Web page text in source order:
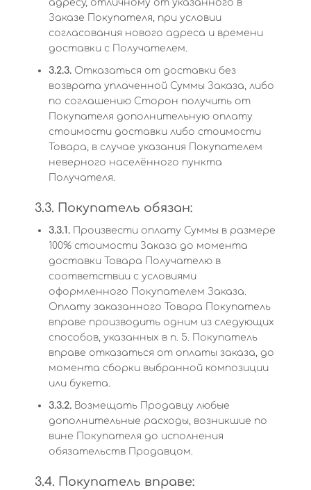
адресу, отличному от указанного в
Заказе Покупателя, при условии
согласования нового адреса и времени
доставки с Получателем.
3.2.3. Отказаться от доставки без
возврата уплаченной Суммы Заказа, либо
по соглашению Сторон получить от
Покупателя дополнительную оплату
стоимости доставки либо стоимости
Товара, в случае указания Покупателем
неверного населённого пункта
Получателя.
3.3. Покупатель обязан:
3.3.1. Произвести оплату Суммы в размере
100% стоимости Заказа до момента
доставки Товара Получателю в
соответствии с условиями
оформленного Покупателем Заказа.
Оплату заказанного Товара Покупатель
вправе производить одним из следующих
способов, указанных в п. 5. Покупатель
вправе отказаться от оплаты заказа, до
момента сборки выбранной композиции
или букета.
3.3.2. Возмещать Продавцу любые
дополнительные расходы, возникшие по
вине Покупателя до исполнения
обязательств Продавцом.
3.4. Покупатель вправе: